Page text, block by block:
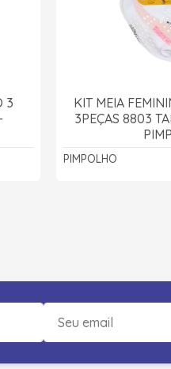
3
KIT MEIA
3PEÇAS 8803
PIMPOLHO